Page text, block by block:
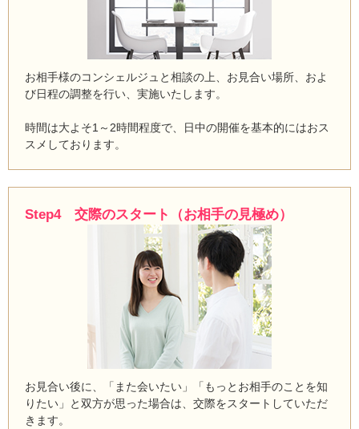
お相手様のコンシェルジュと相談の上、お見合い場所、およ
び日程の調整を行い、実施いたします。
時間は大よそ1～2時間程度で、日中の開催を基本的にはおス
スメしております。
Step4 交際のスタート（お相手の見極め）
お見合い後に、「また会いたい」「もっとお相手のことを知
りたい」と双方が思った場合は、交際をスタートしていただ
きます。